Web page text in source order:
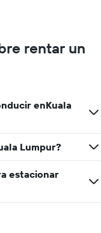
rentar un
enKuala
Lumpur?
estacionar